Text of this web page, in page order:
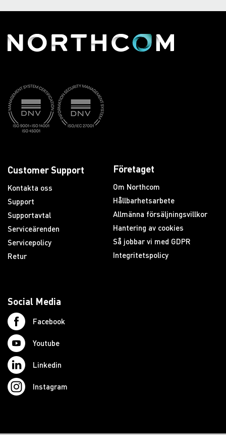
Customer Support
Kontakta oss
Support
Supportavtal
Serviceärenden
Servicepolicy
Retur
Företaget
Om Northcom
Hållbarhetsarbete
Allmänna försäljningsvillkor
Hantering av cookies
Så jobbar vi med GDPR
Integritetspolicy
Social Media
Facebook
Youtube
Linkedin
Instagram